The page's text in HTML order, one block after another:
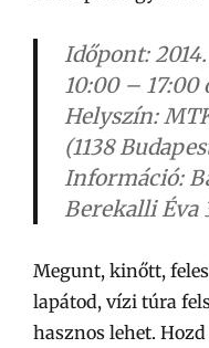
Időpont:
10:00 – 17:00
Helyszín:
(1138
Információ:
Berekalli Éva
Megunt, kinőtt,
lapátod, vízi túra
hasznos lehet. Hozd